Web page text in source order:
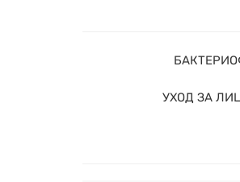
УХОД ЗА